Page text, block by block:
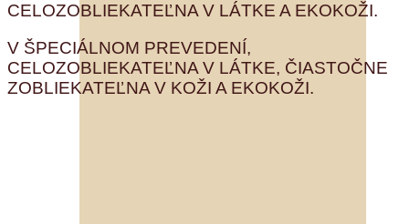
CELOZOBLIEKATEĽNA V LÁTKE A EKOKOŽI.
V ŠPECIÁLNOM PREVEDENÍ,
CELOZOBLIEKATEĽNA V LÁTKE, ČIASTOČNE
ZOBLIEKATEĽNA V KOŽI A EKOKOŽI.